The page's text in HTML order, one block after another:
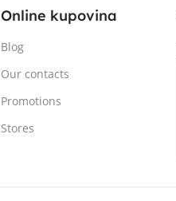
Online kupovina
Blog
Our contacts
Promotions
Stores